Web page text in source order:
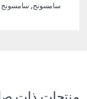
سامسونج,